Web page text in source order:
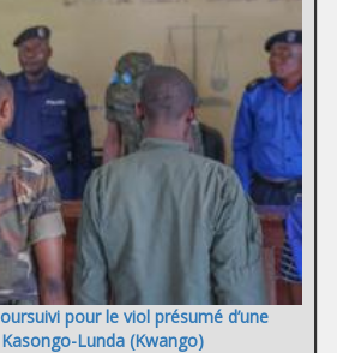
pour le viol présumé d’une
Lunda (Kwango)